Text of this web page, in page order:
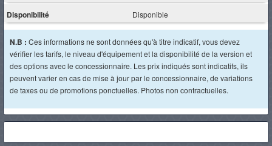
Disponibilité Disponible
N.B : Ces informations ne sont données qu'à titre indicatif, vous devez
vérifier les tarifs, le niveau d'équipement et la disponibilité de la version et
des options avec le concessionnaire. Les prix indiqués sont indicatifs, ils
peuvent varier en cas de mise à jour par le concessionnaire, de variations
de taxes ou de promotions ponctuelles. Photos non contractuelles.